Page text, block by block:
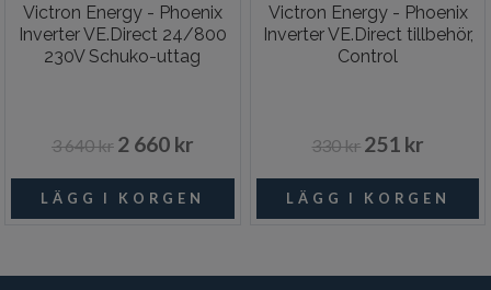
Victron Energy - Phoenix
Inverter VE.Direct 24/800
230V Schuko-uttag
3 640 kr 2 660 kr
Victron Energy - Phoenix
Inverter VE.Direct tillbehör,
Control
330 kr 251 kr